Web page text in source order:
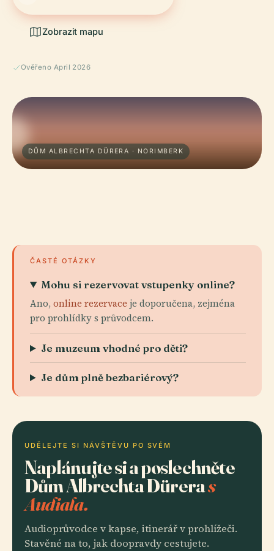
Zobrazit mapu
Ověřeno April 2026
DŮM ALBRECHTA DÜRERA · NORIMBERK
ČASTÉ OTÁZKY
Mohu si rezervovat vstupenky online?
Ano, online rezervace je doporučena, zejména
pro prohlídky s průvodcem.
Je muzeum vhodné pro děti?
Je dům plně bezbariérový?
UDĚLEJTE SI NÁVŠTĚVU PO SVÉM
Naplánujte si a poslechněte
Dům Albrechta Düreras
Audiala.
Audioprůvodce v kapse, itinerář v prohlížeči.
Stavěné na to, jak doopravdy cestujete.